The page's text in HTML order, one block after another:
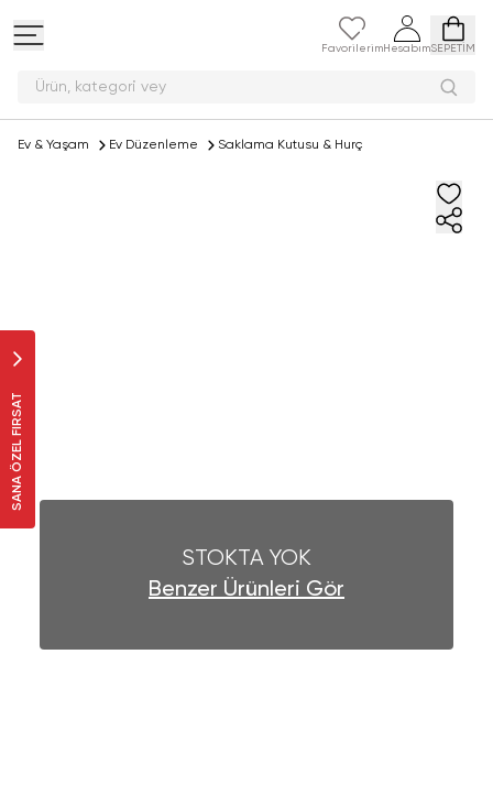
Favorilerim HesabımSEPETİM
Ürün, kateg
SANA ÖZEL FIRSAT
Ev & Yaşam Ev Düzenleme Saklama Kutusu & Hurç
STOKTA YOK
Benzer Ürünleri Gör